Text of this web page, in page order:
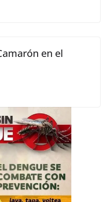
en el